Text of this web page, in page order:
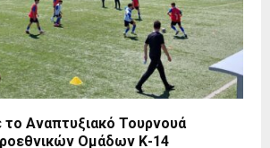
Αναπτυξιακό Τουρνουά
Ομάδων Κ-14